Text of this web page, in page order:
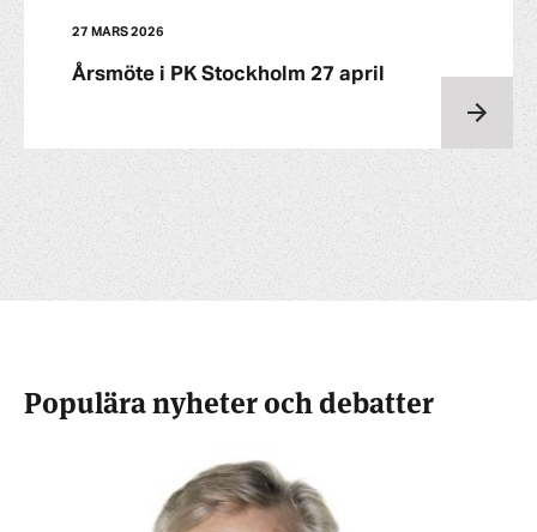
27 MARS 2026
Årsmöte i PK Stockholm 27 april
Populära nyheter och debatter